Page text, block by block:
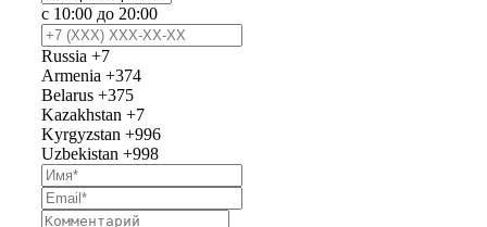
с 10:00 до 20:00
Russia +7
Armenia +374
Belarus +375
Kazakhstan +7
Kyrgyzstan +996
Uzbekistan +998